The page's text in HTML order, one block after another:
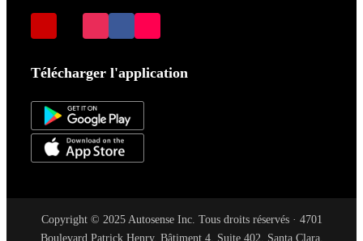
Télécharger l'application
Copyright © 2025 Autosense Inc. Tous droits réservés · 4701
Boulevard Patrick Henry, Bâtiment 4, Suite 402, Santa Clara,